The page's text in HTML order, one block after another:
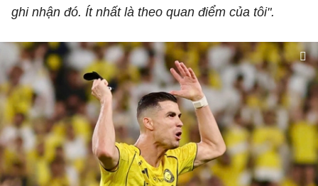
ghi nhận đó. Ít nhất là theo quan điểm của tôi".